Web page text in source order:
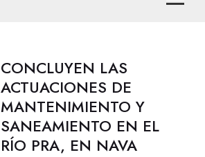
CONCLUYEN LAS
ACTUACIONES DE
MANTENIMIENTO Y
SANEAMIENTO EN EL
RÍO PRA, EN NAVA